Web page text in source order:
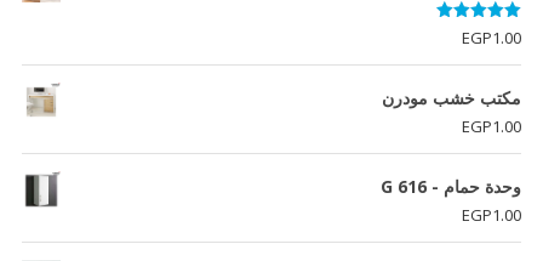
تم التقييم
5.00
من 5
EGP1.00
مكتب خشب مودرن
EGP1.00
وحدة حمام - G 616
EGP1.00